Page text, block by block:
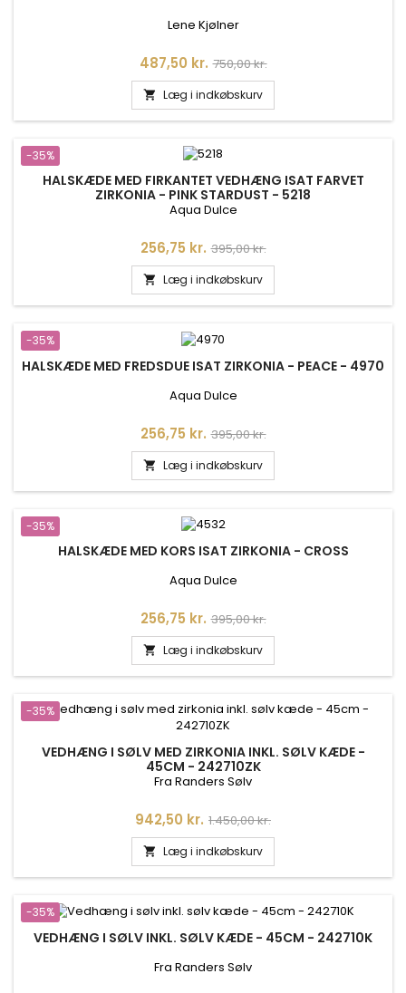
Lene Kjølner
Pris
487,50 kr. Normalpris
750,00 kr.
 Læg i indkøbskurv
-35%
HALSKÆDE MED FIRKANTET VEDHÆNG ISAT FARVET
ZIRKONIA - PINK STARDUST - 5218
Aqua Dulce
Pris
256,75 kr. Normalpris
395,00 kr.
 Læg i indkøbskurv
-35%
HALSKÆDE MED FREDSDUE ISAT ZIRKONIA - PEACE - 4970
Aqua Dulce
Pris
256,75 kr. Normalpris
395,00 kr.
 Læg i indkøbskurv
-35%
HALSKÆDE MED KORS ISAT ZIRKONIA - CROSS
Aqua Dulce
Pris
256,75 kr. Normalpris
395,00 kr.
 Læg i indkøbskurv
-35%
VEDHÆNG I SØLV MED ZIRKONIA INKL. SØLV KÆDE -
45CM - 242710ZK
Fra Randers Sølv
Pris
942,50 kr. Normalpris
1.450,00 kr.
 Læg i indkøbskurv
-35%
VEDHÆNG I SØLV INKL. SØLV KÆDE - 45CM - 242710K
Fra Randers Sølv